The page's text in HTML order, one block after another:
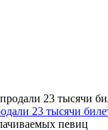
23 тысячи